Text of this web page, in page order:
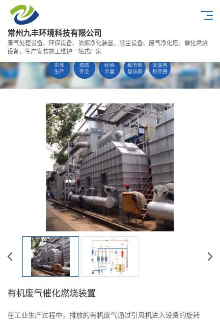
常州九丰环境科技有限公司
废气处理设备、环保设备、油烟净化装置、除尘设备、废气净化塔、催化燃烧
设备、生产安装施工维护一站式厂家
有机废气催化燃烧装置
在工业生产过程中，排放的有机废气通过引风机进入设备的旋转